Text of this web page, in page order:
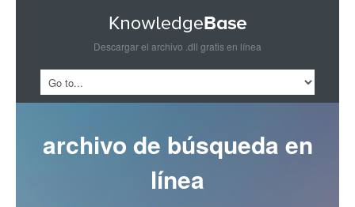
Descargar el archivo .dll gratis en línea
archivo de búsqueda en
línea